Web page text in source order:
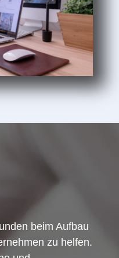
beim Aufbau
zu helfen.